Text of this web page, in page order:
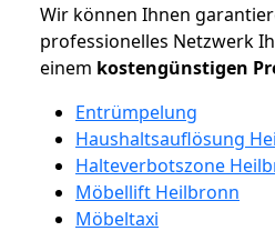
Wir können Ihnen
professionelles Netzwerk
einem kostengünstigen
Entrümpelung
Haushaltsauflösung
Halteverbotszone
Möbellift Heilbronn
Möbeltaxi